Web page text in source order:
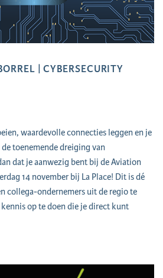
| CYBERSECURITY
waardevolle connecties leggen en je
toenemende dreiging van
dat je aanwezig bent bij de Aviation
14 november bij La Place! Dit is dé
collega-ondernemers uit de regio te
op te doen die je direct kunt